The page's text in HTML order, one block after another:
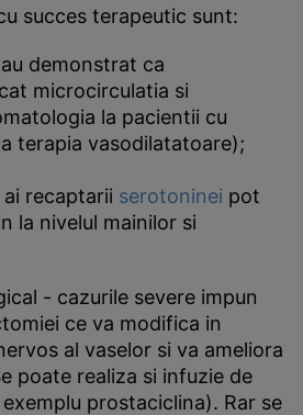
succes terapeutic sunt:
demonstrat ca
microcirculatia si
la pacientii cu
terapia vasodilatatoare);
recaptarii serotoninei pot
la nivelul mainilor si
- cazurile severe impun
ce va modifica in
al vaselor si va ameliora
poate realiza si infuzie de
prostaciclina). Rar se